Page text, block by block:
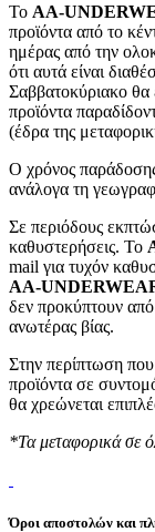
To AA-
προϊόντα από το
ημέρας από την
ότι αυτά είναι
Σαββατοκύριακο θα
προϊόντα
(έδρα της
Ο χρόνος
ανάλογα τη
Σε περιόδους
καθυστερήσεις. Το
mail για τυχόν
AA-
δεν προκύπτουν από
ανωτέρας βίας.
Στην περίπτωση
προϊόντα σε
θα χρεώνεται
*Τα μεταφορικά σε
Όροι αποστολών και